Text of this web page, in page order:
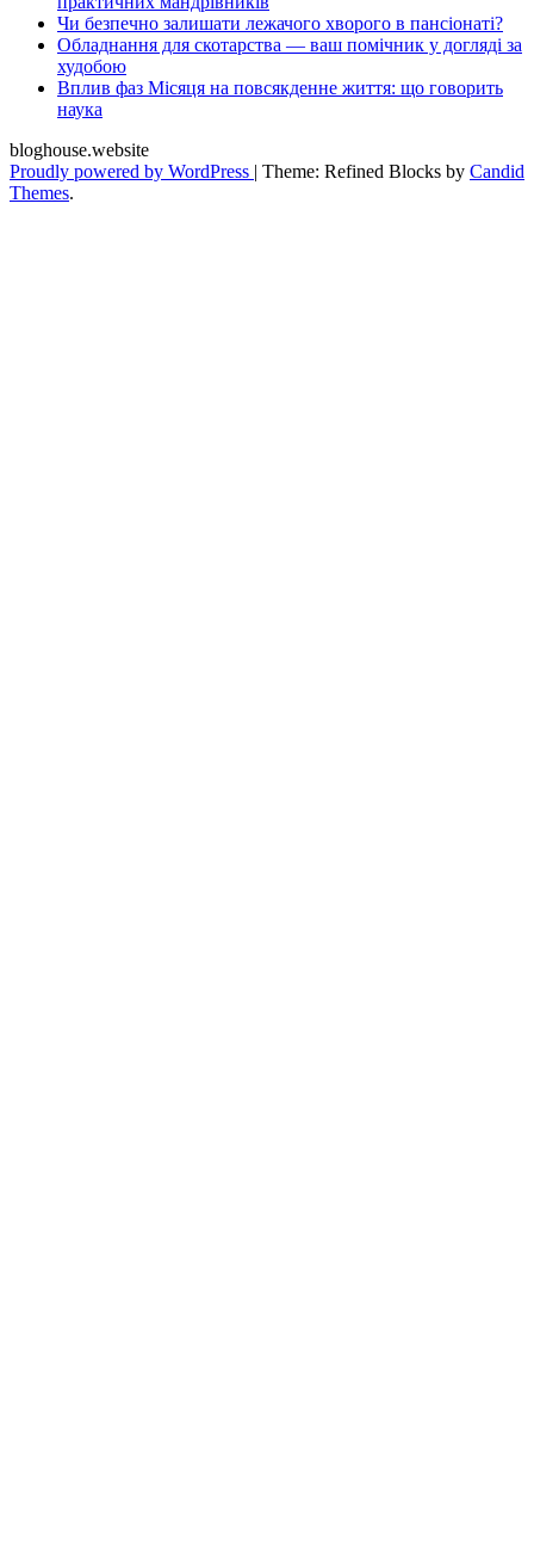
Чи безпечно залишати лежачого хворого в пансіонаті?
Обладнання для скотарства — ваш помічник у догляді за
худобою
Вплив фаз Місяця на повсякденне життя: що говорить
наука
bloghouse.website
Proudly powered by WordPress | Theme: Refined Blocks by Candid
Themes.